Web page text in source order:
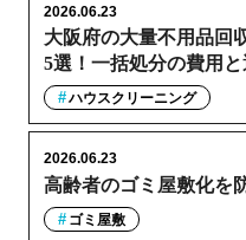
大阪府の大量不用品回
5選！一括処分の費用
2026.06.23
ハウスクリーニング
高齢者のゴミ屋敷化を
2026.06.23
ゴミ屋敷